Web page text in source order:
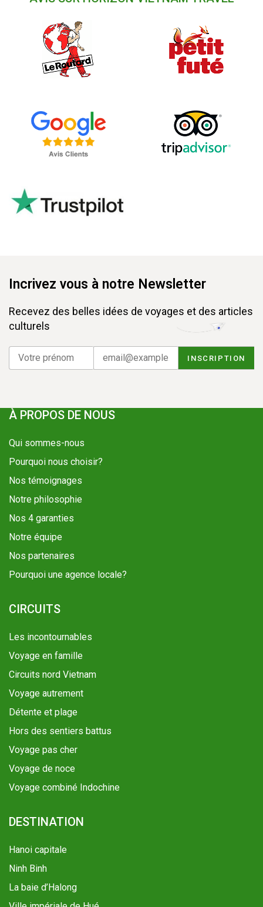
Incrivez vous à notre Newsletter
Recevez des belles idées de voyages et des articles
culturels
À PROPOS DE NOUS
Qui sommes-nous
Pourquoi nous choisir?
Nos témoignages
Notre philosophie
Nos 4 garanties
Notre équipe
Nos partenaires
Pourquoi une agence locale?
CIRCUITS
Les incontournables
Voyage en famille
Circuits nord Vietnam
Voyage autrement
Détente et plage
Hors des sentiers battus
Voyage pas cher
Voyage de noce
Voyage combiné Indochine
DESTINATION
Hanoi capitale
Ninh Binh
La baie d’Halong